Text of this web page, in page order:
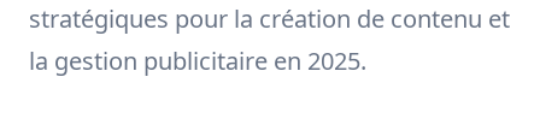
stratégiques pour la création de contenu et
la gestion publicitaire en 2025.